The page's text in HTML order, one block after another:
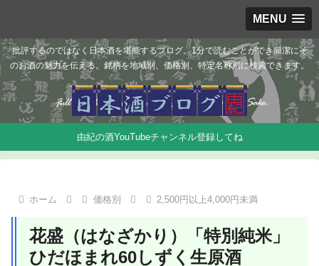
MENU
批評するのではなく日本酒を堪能するブログ。1分で読むことができ簡潔にそ
のお酒の魅力を伝える。銘柄を地域別、価格別、特定名称別に検索できます。
由紀の酒YouTubeチャンネル登録してね
ホーム 価格別 2,500円以上4,000円未満
花盛（はなざかり）「特別純米」
ひだほまれ60しずく生原酒